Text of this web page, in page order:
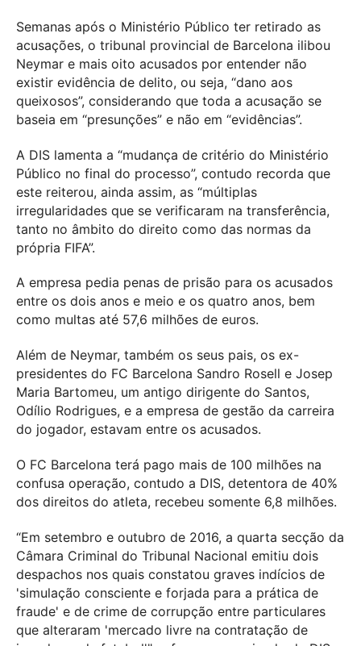
Semanas após o Ministério Público ter retirado as
acusações, o tribunal provincial de Barcelona ilibou
Neymar e mais oito acusados por entender não
existir evidência de delito, ou seja, “dano aos
queixosos”, considerando que toda a acusação se
baseia em “presunções” e não em “evidências”.
A DIS lamenta a “mudança de critério do Ministério
Público no final do processo”, contudo recorda que
este reiterou, ainda assim, as “múltiplas
irregularidades que se verificaram na transferência,
tanto no âmbito do direito como das normas da
própria FIFA”.
A empresa pedia penas de prisão para os acusados
entre os dois anos e meio e os quatro anos, bem
como multas até 57,6 milhões de euros.
Além de Neymar, também os seus pais, os ex-
presidentes do FC Barcelona Sandro Rosell e Josep
Maria Bartomeu, um antigo dirigente do Santos,
Odílio Rodrigues, e a empresa de gestão da carreira
do jogador, estavam entre os acusados.
O FC Barcelona terá pago mais de 100 milhões na
confusa operação, contudo a DIS, detentora de 40%
dos direitos do atleta, recebeu somente 6,8 milhões.
“Em setembro e outubro de 2016, a quarta secção da
Câmara Criminal do Tribunal Nacional emitiu dois
despachos nos quais constatou graves indícios de
'simulação consciente e forjada para a prática de
fraude' e de crime de corrupção entre particulares
que alteraram 'mercado livre na contratação de